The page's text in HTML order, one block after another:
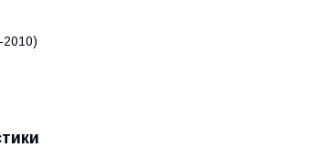
2010)